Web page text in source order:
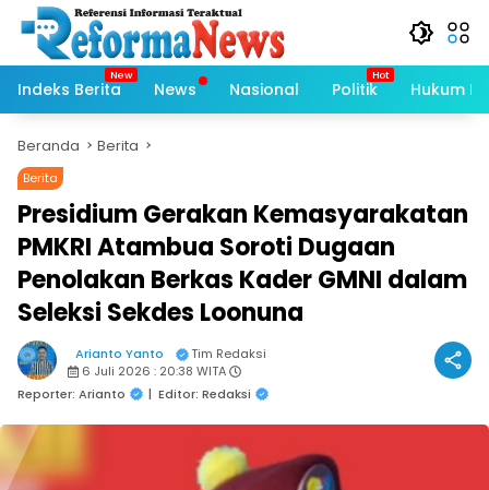
Langsung
konten
Indeks Berita
News Nasional Politik Hukum
Beranda Berita
Berita
Presidium Gerakan Kemasyarakatan
PMKRI Atambua Soroti Dugaan
Penolakan Berkas Kader GMNI dalam
Seleksi Sekdes Loonuna
Arianto Yanto
Tim Redaksi
6 Juli 2026 : 20:38 WITA
Reporter: Arianto
| Editor: Redaksi